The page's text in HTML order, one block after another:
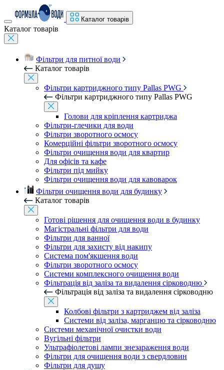
Каталог товарів
Каталог товарів
Фільтри для питної води
Каталог товарів
Фільтри картриджного типу Pallas PWG
Фільтри картриджного типу Pallas PWG
Голови для кріплення картриджа
Фільтри-глечики для води
Фільтри зворотного осмосу
Комерційні фільтри зворотного осмосу
Фільтри очищення води для квартир
Для офісів та кафе
Фільтри під мийку
Фільтри очищення води для кавоварок
Фільтри очищення води для будинку
Каталог товарів
Готові рішення для очищення води в будинку
Магістральні фільтри для води
Фільтри для ванної
Фільтри для захисту від накипу
Система пом'якшення води
Фільтри зворотного осмосу
Системи комплексного очищення води
Фільтрація від заліза та видалення сірководню
Фільтрація від заліза та видалення сірководню
Колбові фільтри з картриджем від заліза
Системи від заліза, марганцю та сірководню
Системи механічної очистки води
Вугільні фільтри
Ультрафіолетові лампи знезараження води
Фільтри для очищення води з свердловин
Фільтри для душу